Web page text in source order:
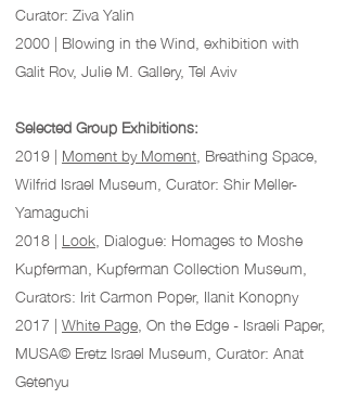
Curator: Ziva Yalin
2000 | Blowing in the Wind, exhibition with
Galit Rov, Julie M. Gallery, Tel Aviv
Selected Group Exhibitions:
2019 | Moment by Moment, Breathing Space,
Wilfrid Israel Museum, Curator: Shir Meller-
Yamaguchi
2018 | Look, Dialogue: Homages to Moshe
Kupferman, Kupferman Collection Museum,
Curators: Irit Carmon Poper, Ilanit Konopny
2017 |White Page, On the Edge - Israeli Paper,
MUSA© Eretz Israel Museum, Curator: Anat
Getenyu